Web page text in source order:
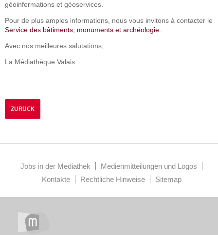
géoinformations et géoservices.
Pour de plus amples informations, nous vous invitons à contacter le
Service des bâtiments, monuments et archéologie.
Avec nos meilleures salutations,
La Médiathèque Valais
ZURÜCK
Jobs in der Mediathek
Medienmitteilungen und Logos
Kontakte
Rechtliche Hinweise Sitemap